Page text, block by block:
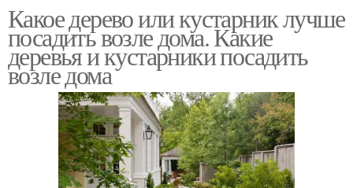
Какое дерево или кустарник лучше
посадить возле дома. Какие
деревья и кустарники посадить
возле дома